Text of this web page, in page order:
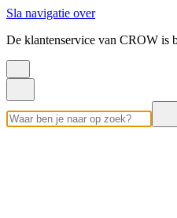
Sla navigatie over
De klantenservice van CROW is